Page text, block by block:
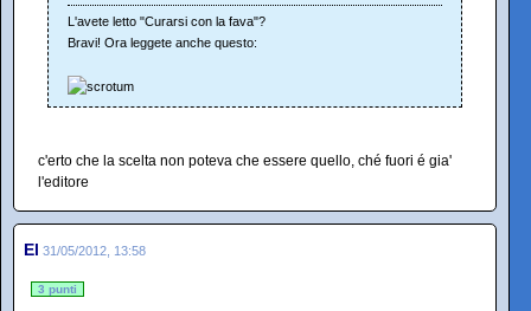
L'avete letto "Curarsi con la fava"?
Bravi! Ora leggete anche questo:
c'erto che la scelta non poteva che essere quello, ché fuori é gia'
l'editore
El 31/05/2012, 13:58
3 punti